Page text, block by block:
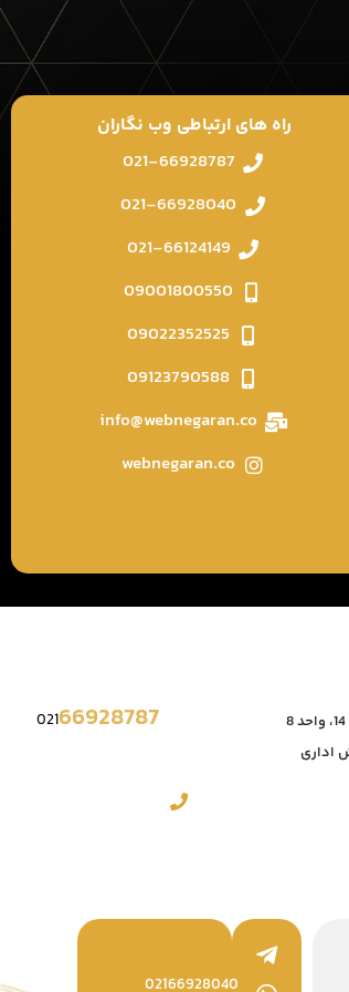
راه های ارتباطی وب نگاران
021-66928787
021-66928040
021-66124149
09001800550
09022352525
09123790588
info@webnegaran.co
webnegaran.co
02166928787
02166928040